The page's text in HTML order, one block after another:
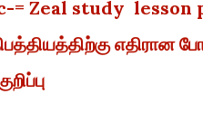
= Zeal study
எதிரான